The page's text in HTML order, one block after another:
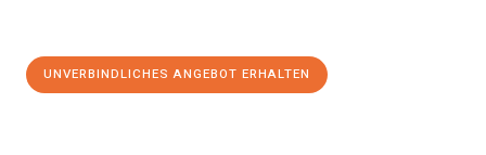
UNVERBINDLICHES ANGEBOT ERHALTEN